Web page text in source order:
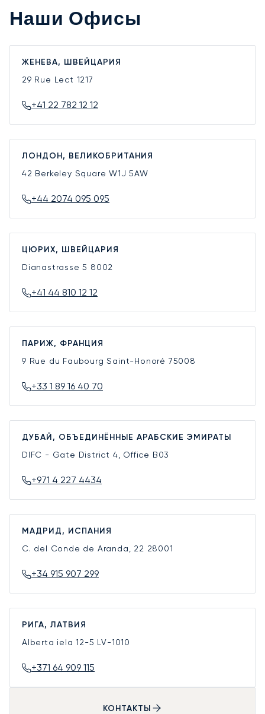
Наши Офисы
ЖЕНЕВА, ШВЕЙЦАРИЯ
29 Rue Lect 1217
+41 22 782 12 12
ЛОНДОН, ВЕЛИКОБРИТАНИЯ
42 Berkeley SquareW1J 5AW
+44 2074 095 095
ЦЮРИХ, ШВЕЙЦАРИЯ
Dianastrasse 5 8002
+41 44 810 12 12
ПАРИЖ, ФРАНЦИЯ
9 Rue du Faubourg Saint-Honoré 75008
+33 1 89 16 40 70
ДУБАЙ, ОБЪЕДИНЁННЫЕ АРАБСКИЕ ЭМИРАТЫ
DIFC - Gate District 4, Office B03
+971 4 227 4434
МАДРИД, ИСПАНИЯ
C. del Conde de Aranda, 22 28001
+34 915 907 299
РИГА, ЛАТВИЯ
Alberta iela 12-5 LV-1010
+371 64 909 115
КОНТАКТЫ